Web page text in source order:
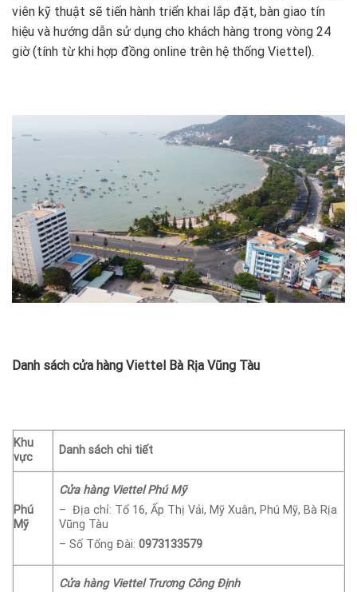
viên kỹ thuật sẽ tiến hành triển khai lắp đặt, bàn giao tín
hiệu và hướng dẫn sử dụng cho khách hàng trong vòng 24
giờ (tính từ khi hợp đồng online trên hệ thống Viettel).
Danh sách cửa hàng Viettel Bà Rịa Vũng Tàu
Khu
vực
Danh sách chi tiết
Phú
Mỹ
Cửa hàng Viettel Phú Mỹ
– Địa chỉ: Tổ 16, Ấp Thị Vải, Mỹ Xuân, Phú Mỹ, Bà Rịa
Vũng Tàu
– Số Tổng Đài:0973133579
Cửa hàng Viettel Trương Công Định